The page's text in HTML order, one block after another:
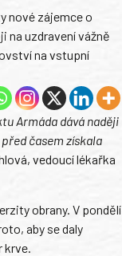
nové zájemce o
na uzdravení vážně
na vstupní
Armáda dává naději
časem získala
vedoucí lékařka
obrany. V pondělí
aby se daly